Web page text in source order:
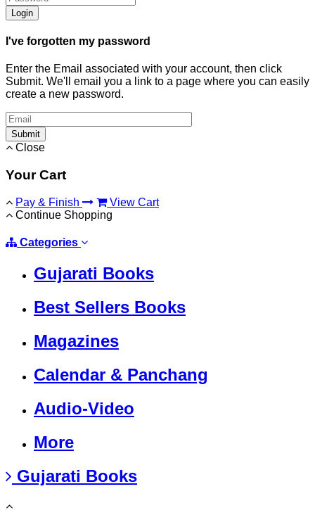
Login
I've forgotten my password
Enter the Email associated with your account, then click
Submit. We'll email you a link to a page where you can easily
create a new password.
Submit
Close
Your Cart
Pay & Finish
View Cart
Continue Shopping
Categories
Gujarati Books
Best Sellers Books
Magazines
Calendar & Panchang
Audio-Video
More
Gujarati Books